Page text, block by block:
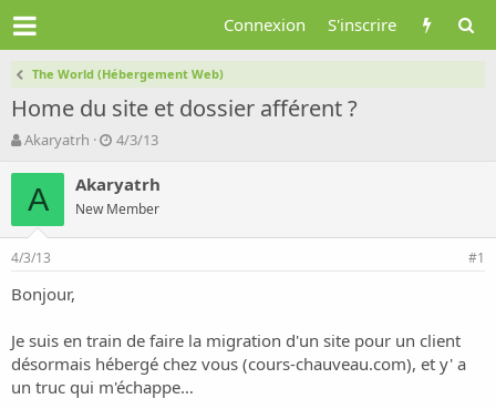
Connexion S'inscrire
The World (Hébergement Web)
Home du site et dossier afférent ?
A
t
e
r
d
l
d
i
c
Akaryatrh
D
t
e
d
e
t
4/3/13
A Akaryatrh
New Member
4/3/13 #1
Bonjour,
Je suis en train de faire la migration d'un site pour un client
désormais hébergé chez vous (cours-chauveau.com), et y' a
un truc qui m'échappe…